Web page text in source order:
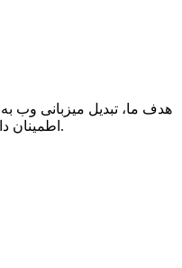
اطمینان داریم با هنر کار تیمی و قدرت تیم حرفه ای متخصصان پارسه دو، می توانیم به رویاهای شما رنگ واقعیت ببخشیم و در تمامی بلندپروازی هایتان، حامی کسب و کار آنلاین شما بمانیم.